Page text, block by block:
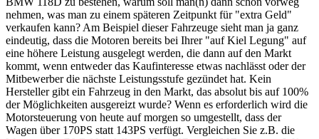
nehmen, was man zu einem späteren Zeitpunkt für "extra Geld"
verkaufen kann? Am Beispiel dieser Fahrzeuge sieht man ja ganz
eindeutig, dass die Motoren bereits bei Ihrer "auf Kiel Legung" auf
eine höhere Leistung ausgelegt werden, die dann auf den Markt
kommt, wenn entweder das Kaufinteresse etwas nachlässt oder der
Mitbewerber die nächste Leistungsstufe gezündet hat. Kein
Hersteller gibt ein Fahrzeug in den Markt, das absolut bis auf 100%
der Möglichkeiten ausgereizt wurde? Wenn es erforderlich wird die
Motorsteuerung von heute auf morgen so umgestellt, dass der
Wagen über 170PS statt 143PS verfügt. Vergleichen Sie z.B. die